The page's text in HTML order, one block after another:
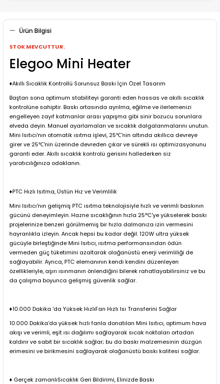
Ürün Bilgisi
STOK MEVCUTTUR.
Elegoo Mini Heater
♦Akıllı Sıcaklık Kontrollü Sorunsuz Baskı İçin Özel Tasarım
Baştan sona optimum stabiliteyi garanti eden hassas ve akıllı sıcaklık
kontrolüne sahiptir. Baskı ortasında ayrılma, eğilme ve ilerlemenizi
engelleyen zayıf katmanlar arası yapışma gibi sinir bozucu sorunlara
elveda deyin. Manuel ayarlamaları ve sıcaklık dalgalanmalarını unutun.
Mini Isıtıcı'nın otomatik ısıtma işlevi, 25℃'nin altında akıllıca devreye
girer ve 25℃'nin üzerinde devreden çıkar ve sürekli ısı optimizasyonunu
garanti eder. Akıllı sıcaklık kontrolü gerisini hallederken siz
yaratıcılığınıza odaklanın.
♦PTC Hızlı Isıtma, Üstün Hız ve Verimlilik
Mini Isıtıcı'nın gelişmiş PTC ısıtma teknolojisiyle hızlı ve verimli baskının
gücünü deneyimleyin. Hazne sıcaklığının hızla 25°C'ye yükselerek baskı
projelerinize benzeri görülmemiş bir hızla dalmanıza izin vermesini
hayranlıkla izleyin. Ancak hepsi bu kadar değil. 120W ultra yüksek
gücüyle birleştiğinde Mini Isıtıcı, ısıtma performansından ödün
vermeden güç tüketimini azaltarak olağanüstü enerji verimliliği de
sağlayabilir. Ayrıca, PTC elemanının kendi kendini düzenleyen
özellikleriyle, aşırı ısınmanın önlendiğini bilerek rahatlayabilirsiniz ve bu
da çalışma boyunca gelişmiş güvenlik sağlar.
♦10.000 Dakika 'da Yüksek HızlıFan Hızlı Isı Transferini Sağlar
10.000 Dakika'da yüksek hızlı fanla donatılan Mini Isıtıcı, optimum hava
akışı ve verimli, eşit ısı dağılımı sağlayarak sıcak noktaları ortadan
kaldırır ve sabit bir sıcaklık sağlar; bu da baskı malzemesinin düzgün
erimesini ve birikmesini sağlayarak olağanüstü baskı kalitesi sağlar.
♦ Gerçek zamanlıSıcaklık Geri Bildirimi, Elinizde Baskı